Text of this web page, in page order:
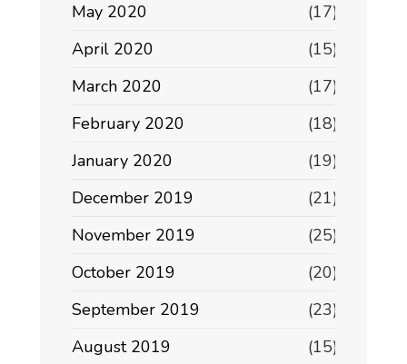
May 2020
(17)
April 2020
(15)
March 2020
(17)
February 2020
(18)
January 2020
(19)
December 2019
(21)
November 2019
(25)
October 2019
(20)
September 2019
(23)
August 2019
(15)